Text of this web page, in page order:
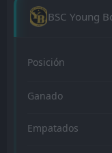
BSC Young
Posición
Ganado
Empatados